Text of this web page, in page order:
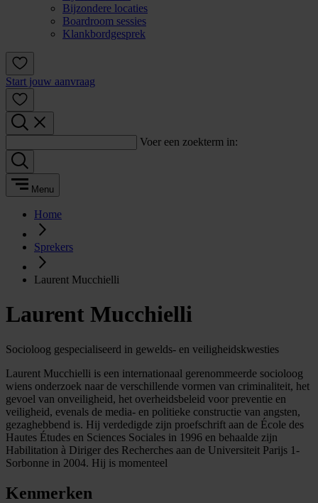
Bijzondere locaties
Boardroom sessies
Klankbordgesprek
Start jouw aanvraag
Voer een zoekterm in:
Menu
Home
Sprekers
Laurent Mucchielli
Laurent Mucchielli
Socioloog gespecialiseerd in gewelds- en veiligheidskwesties
Laurent Mucchielli is een internationaal gerenommeerde socioloog
wiens onderzoek naar de verschillende vormen van criminaliteit, het
gevoel van onveiligheid, het overheidsbeleid voor preventie en
veiligheid, evenals de media- en politieke constructie van angsten,
gezaghebbend is. Hij verdedigde zijn proefschrift aan de École des
Hautes Études en Sciences Sociales in 1996 en behaalde zijn
Habilitation à Diriger des Recherches aan de Universiteit Parijs 1-
Sorbonne in 2004. Hij is momenteel
Kenmerken